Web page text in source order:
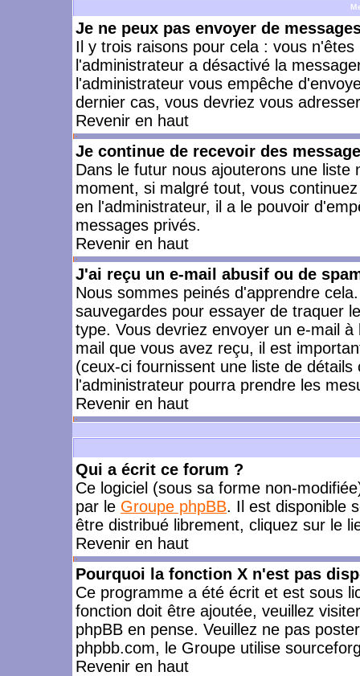
Je ne peux pas envoyer de
Il y trois raisons pour cela : vous
l'administrateur a désactivé la
l'administrateur vous empêche
dernier cas, vous devriez vous
Revenir en haut
Je continue de recevoir des
Dans le futur nous ajouterons une
moment, si malgré tout, vous
en l'administrateur, il a le pouvoir
messages privés.
Revenir en haut
J'ai reçu un e-mail abusif ou de
Nous sommes peinés d'apprendre
sauvegardes pour essayer de traquer
type. Vous devriez envoyer un e-mail
mail que vous avez reçu, il est
(ceux-ci fournissent une liste de
l'administrateur pourra prendre les
Revenir en haut
Qui a écrit ce forum ?
Ce logiciel (sous sa forme non-
par le Groupe phpBB. Il est disponible
être distribué librement, cliquez sur le
Revenir en haut
Pourquoi la fonction X n'est pas
Ce programme a été écrit et est sous
fonction doit être ajoutée, veuillez
phpBB en pense. Veuillez ne pas
phpbb.com, le Groupe utilise
Revenir en haut